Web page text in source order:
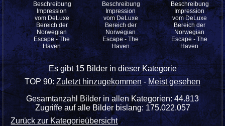
Beschreibung:
Impression
vom DeLuxe
Bereich der
Norwegian
Escape - The
Haven
Beschreibung:
Impression
vom DeLuxe
Bereich der
Norwegian
Escape - The
Haven
Beschreibung:
Impression
vom DeLuxe
Bereich der
Norwegian
Escape - The
Haven
Es gibt 15 Bilder in dieser Kategorie
TOP 90: Zuletzt hinzugekommen-Meist gesehen
Gesamtanzahl Bilder in allen Kategorien: 44.813
Zugriffe auf alle Bilder bislang: 175.022.057
Zurück zur Kategorieübersicht